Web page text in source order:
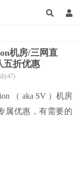
机房/三网直
五折优惠
(47)
（ aka SV ）机房
属优惠，有需要的